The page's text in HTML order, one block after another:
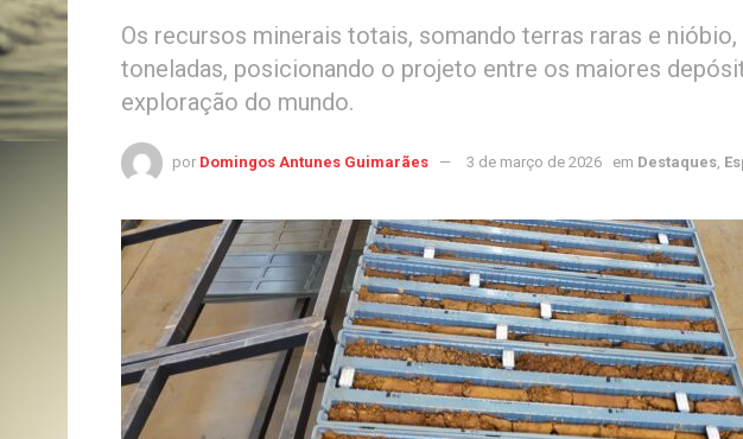
Os recursos minerais totais, somando terras raras e
toneladas, posicionando o projeto entre os maiores
exploração do mundo.
por Domingos Antunes Guimarães 3 de março de 2026 em Destaques